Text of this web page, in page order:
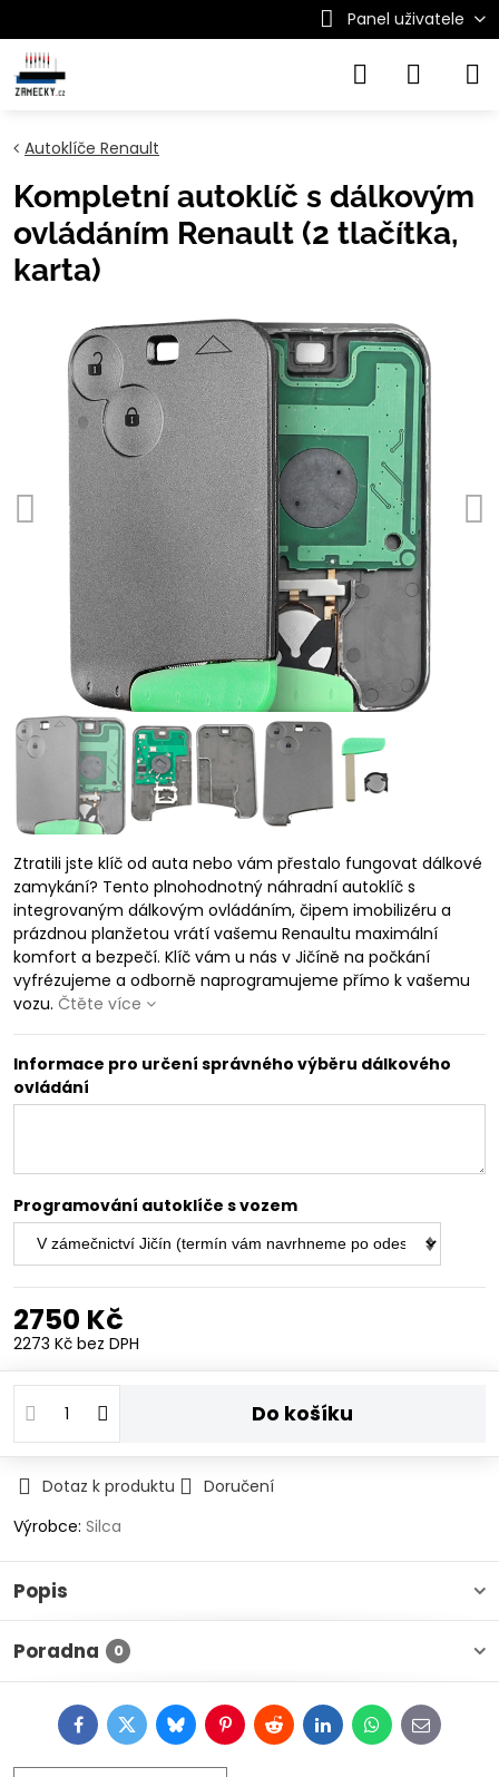
Panel uživatele
Autoklíče Renault
Kompletní autoklíč s dálkovým
ovládáním Renault (2 tlačítka,
karta)
Ztratili jste klíč od auta nebo vám přestalo fungovat dálkové
zamykání? Tento plnohodnotný náhradní autoklíč s
integrovaným dálkovým ovládáním, čipem imobilizéru a
prázdnou planžetou vrátí vašemu Renaultu maximální
komfort a bezpečí. Klíč vám u nás v Jičíně na počkání
vyfrézujeme a odborně naprogramujeme přímo k vašemu
vozu. Čtěte více
Informace pro určení správného výběru dálkového
ovládání
Programování autoklíče s vozem
2750 Kč
2273 Kč bez DPH
Do košíku
Dotaz k produktu
Doručení
Výrobce: Silca
Popis
Poradna 0
FacebookTwitterBlueskyPinterestRedditLinkedInWhatsApp
E-
mail